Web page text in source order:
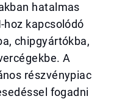
hatalmas
kapcsolódó
chipgyártókba,
A
részvénypiac
fogadni